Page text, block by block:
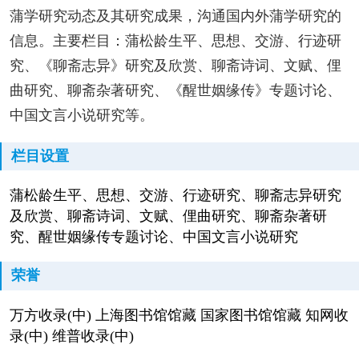
蒲学研究动态及其研究成果，沟通国内外蒲学研究的
信息。主要栏目：蒲松龄生平、思想、交游、行迹研
究、《聊斋志异》研究及欣赏、聊斋诗词、文赋、俚
曲研究、聊斋杂著研究、《醒世姻缘传》专题讨论、
中国文言小说研究等。
栏目设置
蒲松龄生平、思想、交游、行迹研究、聊斋志异研究
及欣赏、聊斋诗词、文赋、俚曲研究、聊斋杂著研
究、醒世姻缘传专题讨论、中国文言小说研究
荣誉
万方收录(中) 上海图书馆馆藏 国家图书馆馆藏 知网收
录(中) 维普收录(中)